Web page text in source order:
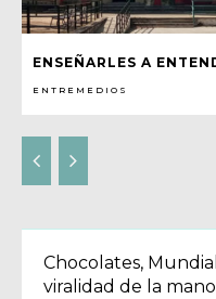
ENSEÑARLES A
ENTREMEDIOS
Chocolates,
viralidad de la